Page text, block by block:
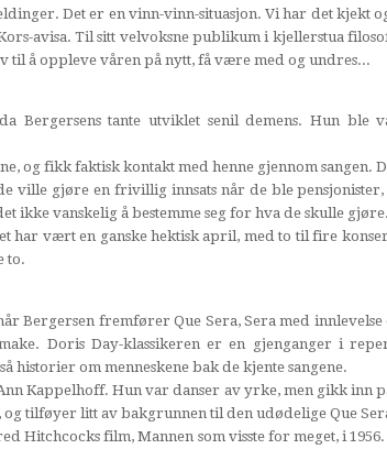
Det er en vinn-vinn-situasjon. Vi har det kjekt
avisa. Til sitt velvoksne publikum i kjellerstua
til å oppleve våren på nytt, få være med og undres...
Bergersens tante utviklet senil demens. Hun ble
og fikk faktisk kontakt med henne gjennom sangen.
ville gjøre en frivillig innsats når de ble
ikke vanskelig å bestemme seg for hva de skulle gjøre.
har vært en ganske hektisk april, med to til fire
to.
Bergersen fremfører Que Sera, Sera med
Doris Day-klassikeren er en gjenganger i
historier om menneskene bak de kjente sangene.
Kappelhoff. Hun var danser av yrke, men gikk inn
tilføyer litt av bakgrunnen til den udødelige Que
Hitchcocks film, Mannen som visste for meget, i